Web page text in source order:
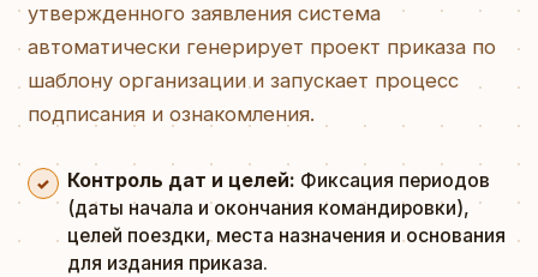
утвержденного заявления система
автоматически генерирует проект приказа по
шаблону организации и запускает процесс
подписания и ознакомления.
Контроль дат и целей: Фиксация периодов
(даты начала и окончания командировки),
целей поездки, места назначения и основания
для издания приказа.